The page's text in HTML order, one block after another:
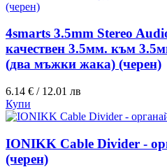
4smarts 3.5mm Stereo
качествен 3.5мм. към
(два мъжки жака) (черен)
6.14 € / 12.01 лв
Купи
IONIKK Cable Divider -
(черен)